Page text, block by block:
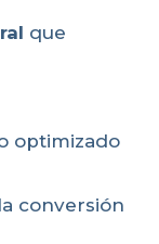
que
optimizado
conversión